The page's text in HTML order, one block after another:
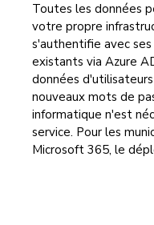
Toutes les données
votre propre
s'authentifie avec
existants via Azure
données
nouveaux mots de
informatique n'est
service. Pour les
Microsoft 365, le